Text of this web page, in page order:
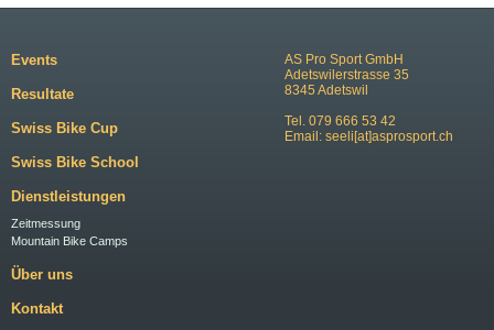
AS Pro Sport GmbH
Adetswilerstrasse 35
8345 Adetswil
Tel. 079 666 53 42
Email: seeli[at]asprosport.ch
Events
Resultate
Swiss Bike Cup
Swiss Bike School
Dienstleistungen
Zeitmessung
Mountain Bike Camps
Über uns
Kontakt